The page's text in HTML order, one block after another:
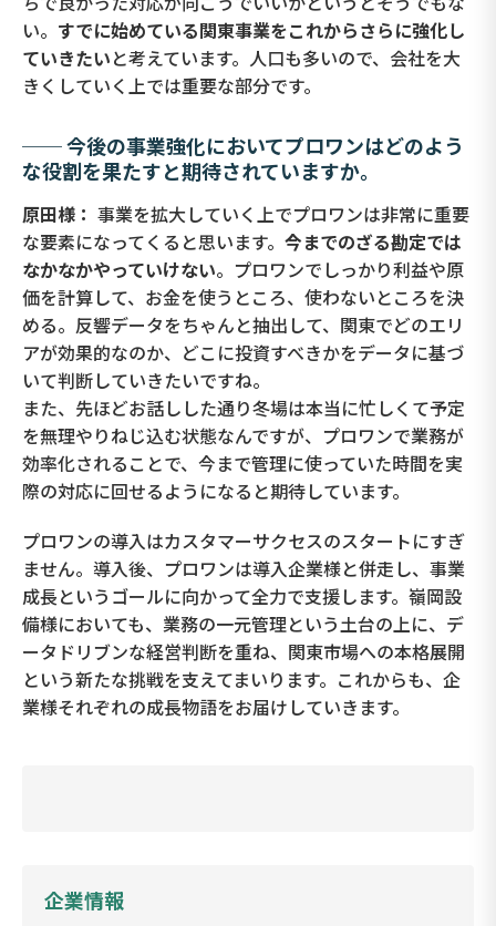
い。 すでに始めている関東事業をこれからさらに強化し
ていきたいと考えています。人口も多いので、会社を大
きくしていく上では重要な部分です。
── 今後の事業強化においてプロワンはどのよう
な役割を果たすと期待されていますか。
原田様： 事業を拡大していく上でプロワンは非常に重要
な要素になってくると思います。 今までのざる勘定では
なかなかやっていけない。プロワンでしっかり利益や原
価を計算して、お金を使うところ、使わないところを決
める。反響データをちゃんと抽出して、関東でどのエリ
アが効果的なのか、どこに投資すべきかをデータに基づ
いて判断していきたいですね。
また、先ほどお話しした通り冬場は本当に忙しくて予定
を無理やりねじ込む状態なんですが、プロワンで業務が
効率化されることで、今まで管理に使っていた時間を実
際の対応に回せるようになると期待しています。
プロワンの導入はカスタマーサクセスのスタートにすぎ
ません。導入後、プロワンは導入企業様と併走し、事業
成長というゴールに向かって全力で支援します。嶺岡設
備様においても、業務の一元管理という土台の上に、デ
ータドリブンな経営判断を重ね、関東市場への本格展開
という新たな挑戦を支えてまいります。これからも、企
業様それぞれの成長物語をお届けしていきます。
企業情報